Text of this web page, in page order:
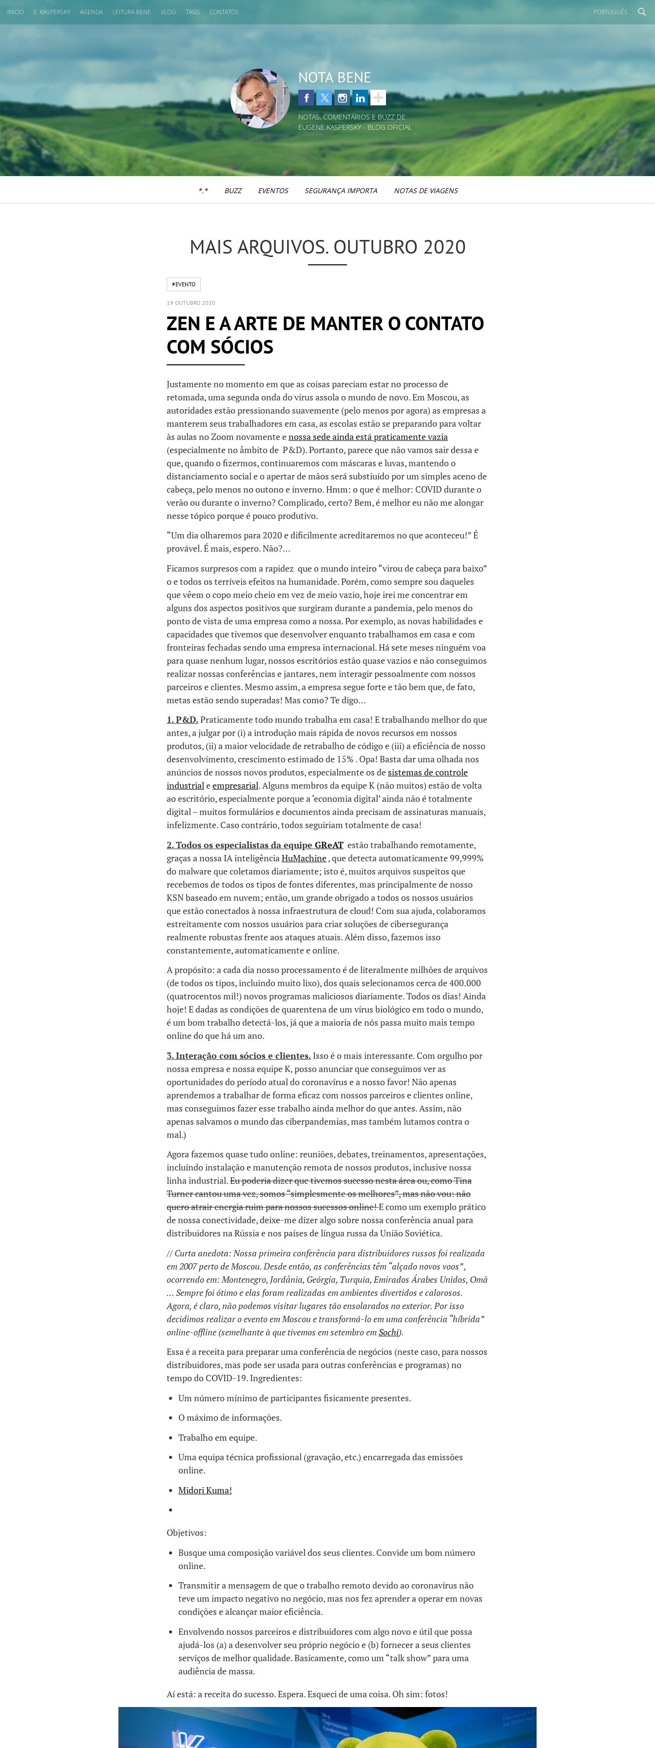
INICIO E. KASPERSKY AGENDA LEITURA BENE VLOG TAGS CONTATOS PORTUGUÊS
NOTA BENE
NOTAS, COMENTÁRIOS E BUZZ DE
EUGENE KASPERSKY - BLOG OFICIAL
*.* BUZZ EVENTOS SEGURANÇA IMPORTA NOTAS DE VIAGENS
MAIS ARQUIVOS. OUTUBRO 2020
#EVENTO
19 OUTUBRO 2020
ZEN E A ARTE DE MANTER O CONTATO
COM SÓCIOS
Justamente no momento em que as coisas pareciam estar no processo de
retomada, uma segunda onda do vírus assola o mundo de novo. Em Moscou, as
autoridades estão pressionando suavemente (pelo menos por agora) as empresas a
manterem seus trabalhadores em casa, as escolas estão se preparando para voltar
às aulas no Zoom novamente enossa sede ainda está praticamente vazia
(especialmente no âmbito de P&D). Portanto, parece que não vamos sair dessa e
que, quando o fizermos, continuaremos com máscaras e luvas, mantendo o
distanciamento social e o apertar de mãos será substiuído por um simples aceno de
cabeça, pelo menos no outono e inverno. Hmm: o que é melhor: COVID durante o
verão ou durante o inverno? Complicado, certo? Bem, é melhor eu não me alongar
nesse tópico porque é pouco produtivo.
“Um dia olharemos para 2020 e dificilmente acreditaremos no que aconteceu!” É
provável. É mais, espero. Não?…
Ficamos surpresos com a rapidez que o mundo inteiro “virou de cabeça para baixo”
o e todos os terríveis efeitos na humanidade. Porém, como sempre sou daqueles
que vêem o copo meio cheio em vez de meio vazio, hoje irei me concentrar em
alguns dos aspectos positivos que surgiram durante a pandemia, pelo menos do
ponto de vista de uma empresa como a nossa. Por exemplo, as novas habilidades e
capacidades que tivemos que desenvolver enquanto trabalhamos em casa e com
fronteiras fechadas sendo uma empresa internacional. Há sete meses ninguém voa
para quase nenhum lugar, nossos escritórios estão quase vazios e não conseguimos
realizar nossas conferências e jantares, nem interagir pessoalmente com nossos
parceiros e clientes. Mesmo assim, a empresa segue forte e tão bem que, de fato,
metas estão sendo superadas! Mas como? Te digo…
1.P&D.Praticamente todo mundo trabalha em casa! E trabalhando melhor do que
antes, a julgar por (i) a introdução mais rápida de novos recursos em nossos
produtos, (ii) a maior velocidade de retrabalho de código e (iii) a eficiência de nosso
desenvolvimento, crescimento estimado de 15% . Opa! Basta dar uma olhada nos
anúncios de nossos novos produtos, especialmente os de sistemas de controle
industrialeempresarial. Alguns membros da equipe K (não muitos) estão de volta
ao escritório, especialmente porque a ‘economia digital’ ainda não é totalmente
digital – muitos formulários e documentos ainda precisam de assinaturas manuais,
infelizmente. Caso contrário, todos seguiriam totalmente de casa!
2. Todos os especialistas da equipe GReAT estão trabalhando remotamente,
graças a nossa IA inteligênciaHuMachine, que detecta automaticamente 99,999%
do malware que coletamos diariamente; isto é, muitos arquivos suspeitos que
recebemos de todos os tipos de fontes diferentes, mas principalmente de nosso
KSN baseado em nuvem; então, um grande obrigado a todos os nossos usuários
que estão conectados à nossa infraestrutura de cloud! Com sua ajuda, colaboramos
estreitamente com nossos usuários para criar soluções de cibersegurança
realmente robustas frente aos ataques atuais. Além disso, fazemos isso
constantemente, automaticamente e online.
A propósito: a cada dia nosso processamento é de literalmente milhões de arquivos
(de todos os tipos, incluindo muito lixo), dos quais selecionamos cerca de 400.000
(quatrocentos mil!) novos programas maliciosos diariamente. Todos os dias! Ainda
hoje! E dadas as condições de quarentena de um vírus biológico em todo o mundo,
é um bom trabalho detectá-los, já que a maioria de nós passa muito mais tempo
online do que há um ano.
3. Interação com sócios e clientes. Isso é o mais interessante. Com orgulho por
nossa empresa e nossa equipe K, posso anunciar que conseguimos ver as
oportunidades do período atual do coronavírus e a nosso favor! Não apenas
aprendemos a trabalhar de forma eficaz com nossos parceiros e clientes online,
mas conseguimos fazer esse trabalho ainda melhor do que antes. Assim, não
apenas salvamos o mundo das ciberpandemias, mas também lutamos contra o
mal.)
Agora fazemos quase tudo online: reuniões, debates, treinamentos, apresentações,
incluindo instalação e manutenção remota de nossos produtos, inclusive nossa
linha industrial.Eu poderia dizer que tivemos sucesso nesta área ou, como Tina
Turner cantou uma vez, somos “simplesmente os melhores”, mas não vou: não
quero atrair energia ruim para nossos sucessos online!E como um exemplo prático
de nossa conectividade, deixe-me dizer algo sobre nossa conferência anual para
distribuidores na Rússia e nos países de língua russa da União Soviética.
// Curta anedota: Nossa primeira conferência para distribuidores russos foi realizada
em 2007 perto de Moscou. Desde então, as conferências têm “alçado novos voos” ,
ocorrendo em: Montenegro, Jordânia, Geórgia, Turquia, Emirados Árabes Unidos, Omã
… Sempre foi ótimo e elas foram realizadas em ambientes divertidos e calorosos.
Agora, é claro, não podemos visitar lugares tão ensolarados no exterior. Por isso
decidimos realizar o evento em Moscou e transformá-lo em uma conferência “híbrida”
online-offline (semelhante à que tivemos em setembro emSochi).
Essa é a receita para preparar uma conferência de negócios (neste caso, para nossos
distribuidores, mas pode ser usada para outras conferências e programas) no
tempo do COVID-19. Ingredientes:
Um número mínimo de participantes fisicamente presentes.
O máximo de informações.
Trabalho em equipe.
Uma equipa técnica profissional (gravação, etc.) encarregada das emissões
online.
Midori Kuma!
Objetivos:
Busque uma composição variável dos seus clientes. Convide um bom número
online.
Transmitir a mensagem de que o trabalho remoto devido ao coronavírus não
teve um impacto negativo no negócio, mas nos fez aprender a operar em novas
condições e alcançar maior eficiência.
Envolvendo nossos parceiros e distribuidores com algo novo e útil que possa
ajudá-los (a) a desenvolver seu próprio negócio e (b) fornecer a seus clientes
serviços de melhor qualidade. Basicamente, como um “talk show” para uma
audiência de massa.
Aí está: a receita do sucesso. Espera. Esqueci de uma coisa. Oh sim: fotos!